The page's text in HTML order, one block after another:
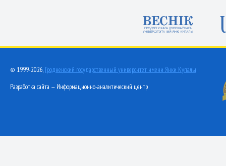
© 1999-2026, Гродненский государственный университет имени Янки Купалы
Разработка сайта — Информационно-аналитический центр